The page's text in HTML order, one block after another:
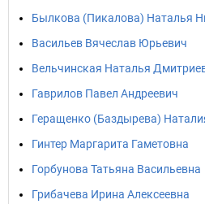
Былкова (Пикалова) Наталья
Васильев Вячеслав Юрьевич
Вельчинская Наталья
Гаврилов Павел Андреевич
Геращенко (Баздырева)
Гинтер Маргарита Гаметовна
Горбунова Татьяна Васильевна
Грибачева Ирина Алексеевна